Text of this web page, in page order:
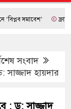
সমাবেশ’ ফ্রান্সে
সংবাদ
সাজ্জাদ হায়দার
: ড: সাজ্জাদ